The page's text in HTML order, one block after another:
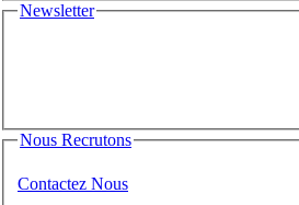
Newsletter
Nous Recrutons
Contactez Nous